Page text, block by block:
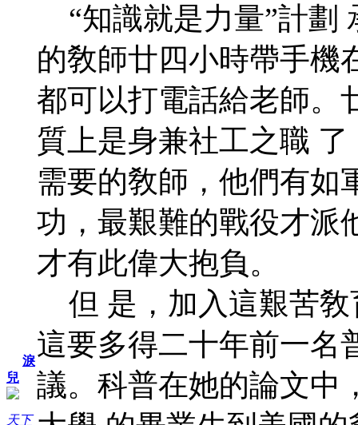
淚
兒
天下
“知識就是力量”計劃
的敎師廿四小時帶手機
都可以打電話給老師。
質上是身兼社工之職
需要的敎師，他們有如
功，最艱難的戰役才派
才有此偉大抱負。
但 是，加入這艱苦敎
這要多得二十年前一名
議。科普在她的論文中